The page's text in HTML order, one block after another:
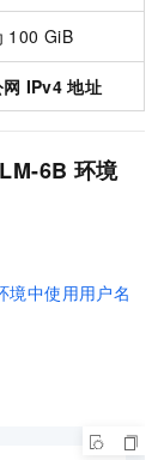
100 GiB
IPv4 地址
6B 环境
境中使用用户名